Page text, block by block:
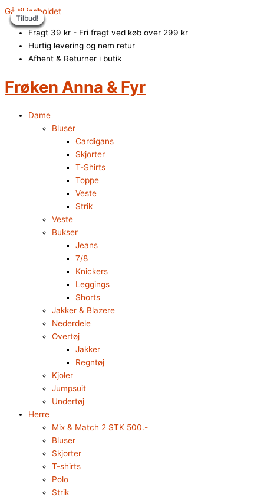
Gå til indholdet
Fragt 39 kr - Fri fragt ved køb over 299 kr
Hurtig levering og nem retur
Afhent & Returner i butik
Frøken Anna & Fyr
Dame
Bluser
Cardigans
Skjorter
T-Shirts
Toppe
Veste
Strik
Veste
Bukser
Jeans
7/8
Knickers
Leggings
Shorts
Jakker & Blazere
Nederdele
Overtøj
Jakker
Regntøj
Kjoler
Jumpsuit
Undertøj
Herre
Mix & Match 2 STK 500.-
Bluser
Skjorter
T-shirts
Polo
Strik
Tilbud!
Tilbud!
Tilbud!
Tilbud!
Tilbud!
Tilbud!
Tilbud!
Tilbud!